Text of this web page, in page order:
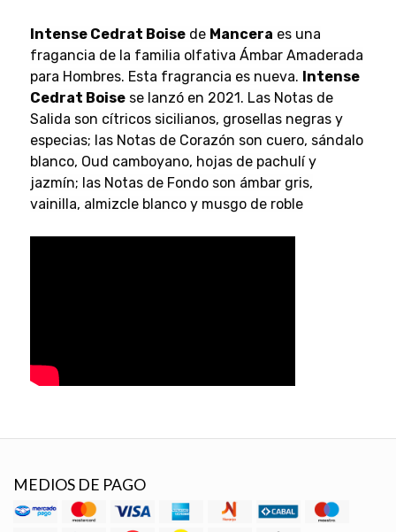
Intense Cedrat Boisede Mancera es una
fragancia de la familia olfativa Ámbar Amaderada
para Hombres. Esta fragrancia es nueva. Intense
Cedrat Boisese lanzó en 2021. Las Notas de
Salida son cítricos sicilianos, grosellas negras y
especias; las Notas de Corazón son cuero, sándalo
blanco, Oud camboyano, hojas de pachulí y
jazmín; las Notas de Fondo son ámbar gris,
vainilla, almizcle blanco y musgo de roble
MEDIOS DE PAGO